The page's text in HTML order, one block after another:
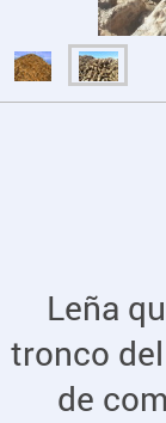
Leña
tronco
de